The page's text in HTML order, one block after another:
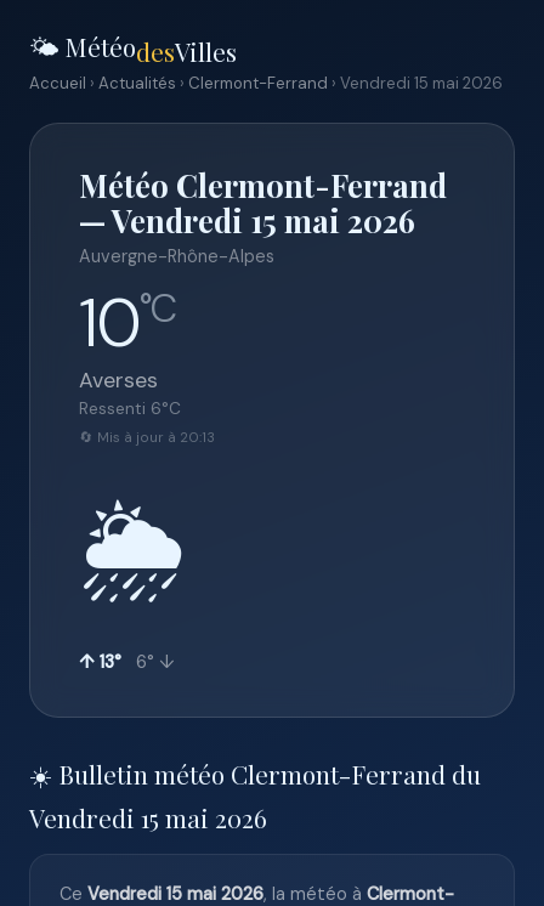
🌤️ MétéodesVilles
Accueil › Actualités › Clermont-Ferrand › Vendredi 15 mai 2026
Météo Clermont-Ferrand
— Vendredi 15 mai 2026
Auvergne-Rhône-Alpes
10°C
Averses
Ressenti 6°C
🔄 Mis à jour à 20:13
🌦️
↑ 13° 6° ↓
☀️ Bulletin météo Clermont-Ferrand du
Vendredi 15 mai 2026
Ce Vendredi 15 mai 2026, la météo à Clermont-